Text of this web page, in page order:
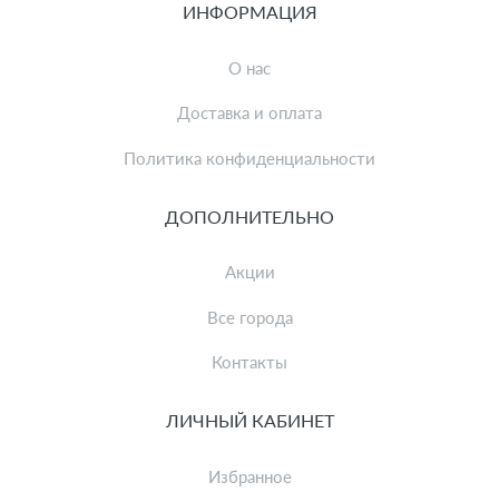
ИНФОРМАЦИЯ
О нас
Доставка и оплата
Политика конфиденциальности
ДОПОЛНИТЕЛЬНО
Акции
Все города
Контакты
ЛИЧНЫЙ КАБИНЕТ
Избранное